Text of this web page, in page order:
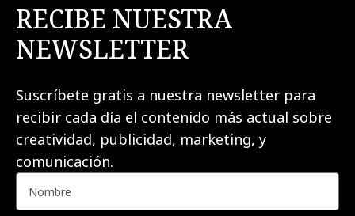
RECIBE NUESTRA
NEWSLETTER
Suscríbete gratis a nuestra newsletter para
recibir cada día el contenido más actual sobre
creatividad, publicidad, marketing, y
comunicación.